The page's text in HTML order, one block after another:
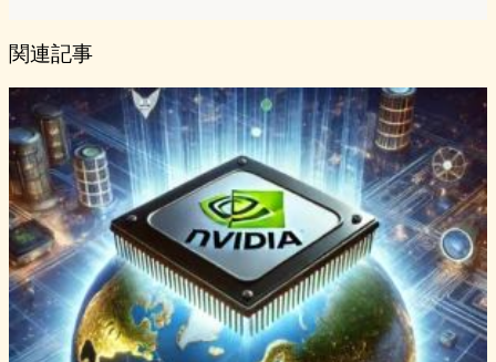
関連記事